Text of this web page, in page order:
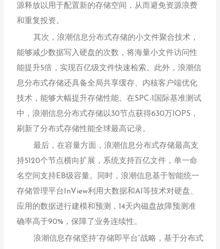
源释放以用于配置新的存储空间，从而避免资源浪费
和重复投资。
其次，浪潮信息分布式存储的小文件聚合技术，
能够减少数据写入硬盘的次数，将海量小文件访问性
能提升5倍，实现百亿级文件快速检索。此外，浪潮信
息分布式存储还具备全局共享缓存、内核客户端优化
技术，能够大幅提升存储性能。在SPC-1国际基准测试
中，浪潮信息分布式存储以30节点获得630万IOPS，
刷新了分布式存储性能全球最高记录。
最后，在容量方面，浪潮信息分布式存储最高支
持5120个节点横向扩展，系统支持百亿文件，单一命
名空间支持EB级容量。同时，浪潮信息基于智能统一
存储管理平台InView利用大数据和AI等技术对硬盘、
应用的数据进行建模和预测，14天内磁盘故障预测准
确率高于90%，保障了业务连续性。
浪潮信息存储坚持“存储即平台”战略，基于分布式